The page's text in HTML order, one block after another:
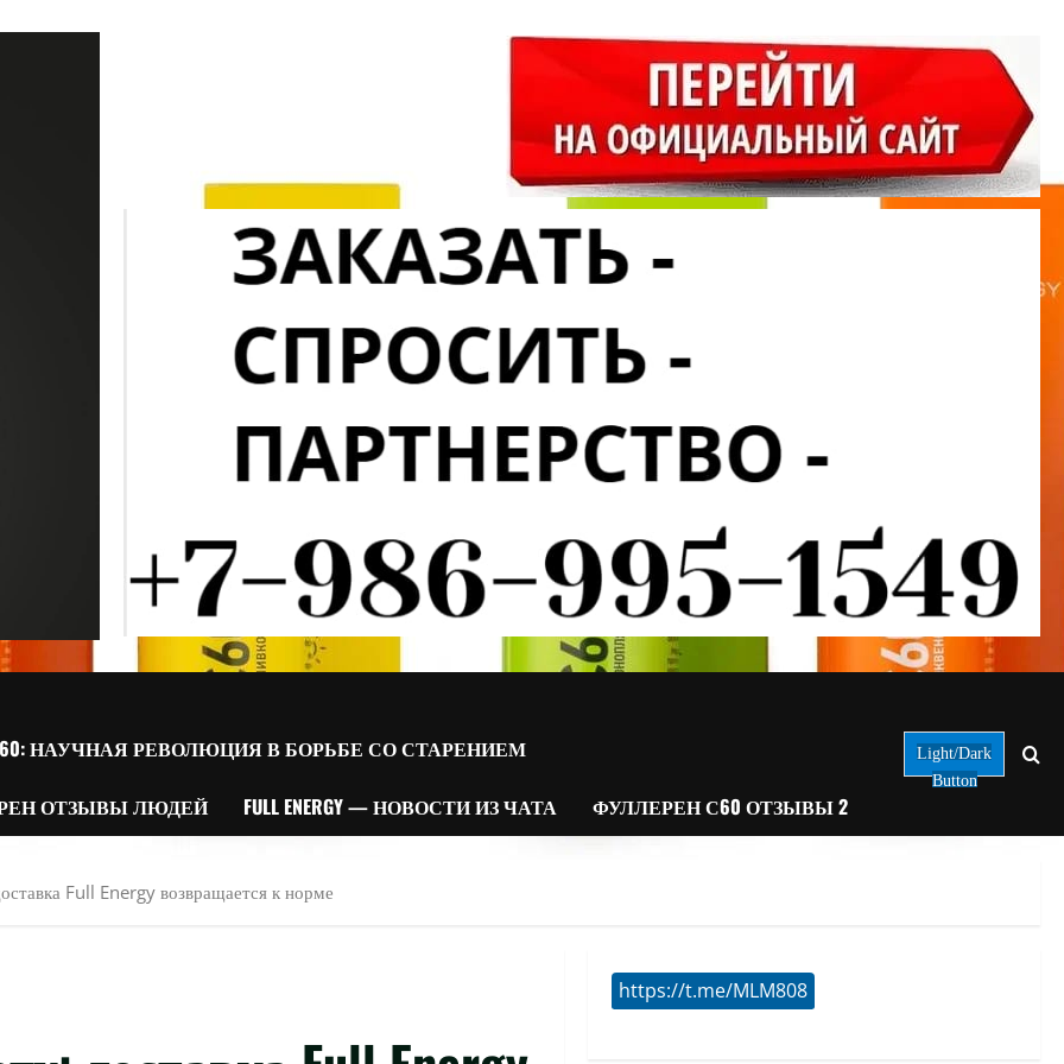
НАУЧНАЯ РЕВОЛЮЦИЯ В БОРЬБЕ СО СТАРЕНИЕМ
ОТЗЫВЫ ЛЮДЕЙ FULL ENERGY — НОВОСТИ ИЗ ЧАТА ФУЛЛЕРЕН С60 ОТЗЫВЫ 2
Light/Dark
Button
Full Energy возвращается к норме
https://t.me/MLM808